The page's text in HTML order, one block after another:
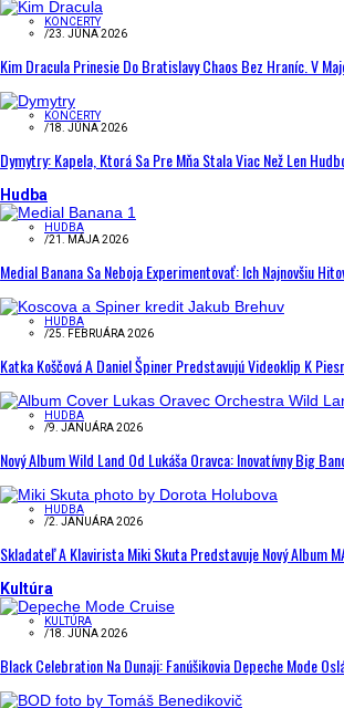
KONCERTY
/23. JÚNA 2026
Kim Dracula Prinesie Do Bratislavy Chaos Bez Hraníc. V
KONCERTY
/18. JÚNA 2026
Dymytry: Kapela, Ktorá Sa Pre Mňa Stala Viac Než Len
Hudba
HUDBA
/21. MÁJA 2026
Medial Banana Sa Neboja Experimentovať: Ich Najnovšiu
HUDBA
/25. FEBRUÁRA 2026
Katka Koščová A Daniel Špiner Predstavujú Videoklip K
HUDBA
/9. JANUÁRA 2026
Nový Album Wild Land Od Lukáša Oravca: Inovatívny Big
HUDBA
/2. JANUÁRA 2026
Skladateľ A Klavirista Miki Skuta Predstavuje Nový Album
Kultúra
KULTÚRA
/18. JÚNA 2026
Black Celebration Na Dunaji: Fanúšikovia Depeche Mode